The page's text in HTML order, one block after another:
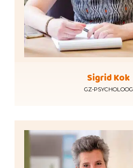
Sigrid Kok
GZ-PSYCHOLOOG